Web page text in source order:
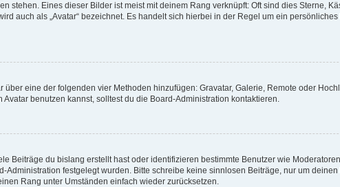
stehen. Eines dieser Bilder ist meist mit deinem Rang verknüpft: Oft sind dies Sterne,
auch als „Avatar“ bezeichnet. Es handelt sich hierbei in der Regel um ein
über eine der folgenden vier Methoden hinzufügen: Gravatar, Galerie, Remote oder
benutzen kannst, solltest du die Board-Administration kontaktieren.
Beiträge du bislang erstellt hast oder identifizieren bestimmte Benutzer wie
Administration festgelegt wurden. Bitte schreibe keine sinnlosen Beiträge, nur um
Rang unter Umständen einfach wieder zurücksetzen.